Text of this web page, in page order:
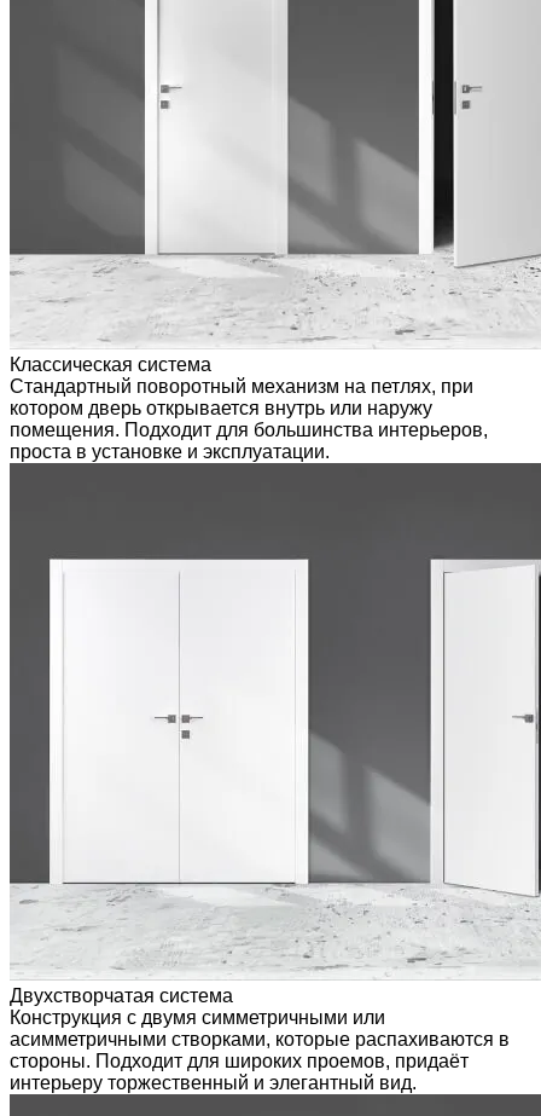
Классическая система
Стандартный поворотный механизм на петлях, при
котором дверь открывается внутрь или наружу
помещения. Подходит для большинства интерьеров,
проста в установке и эксплуатации.
Двухстворчатая система
Конструкция с двумя симметричными или
асимметричными створками, которые распахиваются в
стороны. Подходит для широких проемов, придаёт
интерьеру торжественный и элегантный вид.